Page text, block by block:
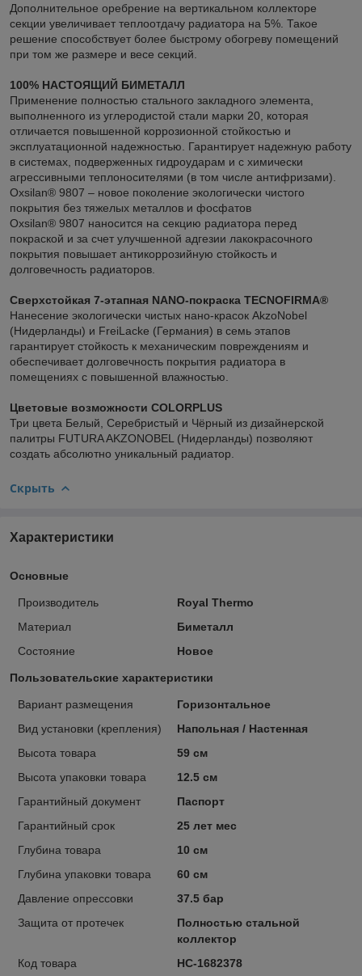
Дополнительное оребрение на вертикальном коллекторе
секции увеличивает теплоотдачу радиатора на 5%. Такое
решение способствует более быстрому обогреву помещений
при том же размере и весе секций.
100% НАСТОЯЩИЙ БИМЕТАЛЛ
Применение полностью стального закладного элемента,
выполненного из углеродистой стали марки 20, которая
отличается повышенной коррозионной стойкостью и
эксплуатационной надежностью. Гарантирует надежную работу
в системах, подверженных гидроударам и с химически
агрессивными теплоносителями (в том числе антифризами).
Oxsilan® 9807 – новое поколение экологически чистого
покрытия без тяжелых металлов и фосфатов
Oxsilan® 9807 наносится на секцию радиатора перед
покраской и за счет улучшенной адгезии лакокрасочного
покрытия повышает антикоррозийную стойкость и
долговечность радиаторов.
Сверхстойкая 7-этапная NANO-покраска TECNOFIRMA®
Нанесение экологически чистых нано-красок AkzoNobel
(Нидерланды) и FreiLacke (Германия) в семь этапов
гарантирует стойкость к механическим повреждениям и
обеспечивает долговечность покрытия радиатора в
помещениях с повышенной влажностью.
Цветовые возможности COLORPLUS
Три цвета Белый, Серебристый и Чёрный из дизайнерской
палитры FUTURA AKZONOBEL (Нидерланды) позволяют
создать абсолютно уникальный радиатор.
Скрыть
Характеристики
Основные
Производитель
Royal Thermo
Материал
Биметалл
Состояние
Новое
Пользовательские характеристики
Вариант размещения
Горизонтальное
Вид установки (крепления)
Напольная / Настенная
Высота товара
59 см
Высота упаковки товара
12.5 см
Гарантийный документ
Паспорт
Гарантийный срок
25 лет мес
Глубина товара
10 см
Глубина упаковки товара
60 см
Давление опрессовки
37.5 бар
Защита от протечек
Полностью стальной
коллектор
Код товара
НС-1682378